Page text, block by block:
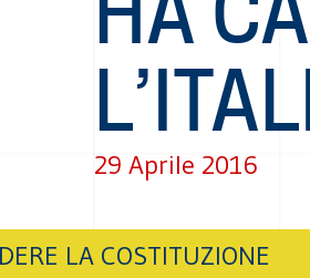
29 Aprile 2016
LA COSTITUZIONE